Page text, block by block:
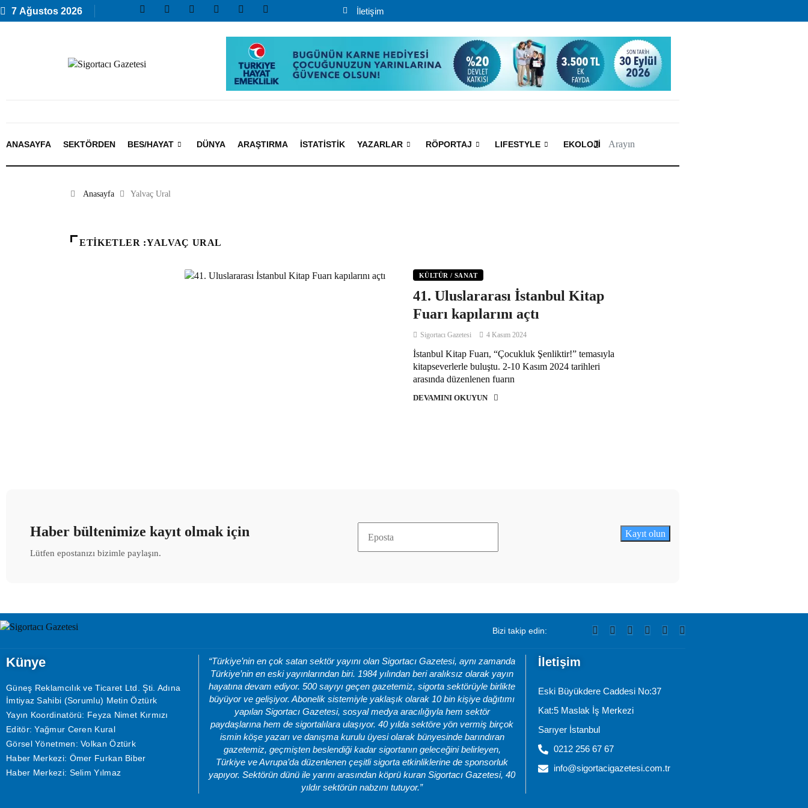
7 Ağustos 2026 İletişim
ANASAYFA SEKTÖRDEN BES/HAYAT DÜNYA ARAŞTIRMA İSTATISTIK YAZARLAR RÖPORTAJ LIFESTYLE EKOLOJI
Anasayfa Yalvaç Ural
ETIKETLER :YALVAÇ URAL
KÜLTÜR / SANAT
41. Uluslararası İstanbul Kitap
Fuarı kapılarını açtı
Sigortacı Gazetesi 4 Kasım 2024
İstanbul Kitap Fuarı, “Çocukluk Şenliktir!” temasıyla
kitapseverlerle buluştu. 2-10 Kasım 2024 tarihleri
arasında düzenlenen fuarın
DEVAMINI OKUYUN
Haber bültenimize kayıt olmak için
Lütfen epostanızı bizimle paylaşın.
Kayıt olun
Bizi takip edin:
Künye
Güneş Reklamcılık ve Ticaret Ltd. Şti. Adına
İmtiyaz Sahibi (Sorumlu) Metin Öztürk
Yayın Koordinatörü: Feyza Nimet Kırmızı
Editör: Yağmur Ceren Kural
Görsel Yönetmen: Volkan Öztürk
Haber Merkezi: Ömer Furkan Biber
Haber Merkezi: Selim Yılmaz
“Türkiye’nin en çok satan sektör yayını olan Sigortacı Gazetesi, aynı zamanda
Türkiye’nin en eski yayınlarından biri. 1984 yılından beri aralıksız olarak yayın
hayatına devam ediyor. 500 sayıyı geçen gazetemiz, sigorta sektörüyle birlikte
büyüyor ve gelişiyor. Abonelik sistemiyle yaklaşık olarak 10 bin kişiye dağıtımı
yapılan Sigortacı Gazetesi, sosyal medya aracılığıyla hem sektör
paydaşlarına hem de sigortalılara ulaşıyor. 40 yılda sektöre yön vermiş birçok
ismin köşe yazarı ve danışma kurulu üyesi olarak bünyesinde barındıran
gazetemiz, geçmişten beslendiği kadar sigortanın geleceğini belirleyen,
Türkiye ve Avrupa’da düzenlenen çeşitli sigorta etkinliklerine de sponsorluk
yapıyor. Sektörün dünü ile yarını arasından köprü kuran Sigortacı Gazetesi, 40
yıldır sektörün nabzını tutuyor.”
İletişim
Eski Büyükdere Caddesi No:37
Kat:5 Maslak İş Merkezi
Sarıyer İstanbul
0212 256 67 67
info@sigortacigazetesi.com.tr